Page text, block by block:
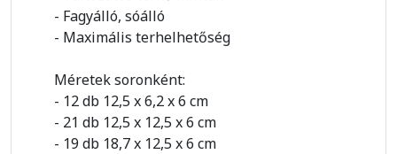
- Fagyálló, sóálló
- Maximális terhelhetőség
Méretek soronként:
- 12 db 12,5 x 6,2 x 6 cm
- 21 db 12,5 x 12,5 x 6 cm
- 19 db 18,7 x 12,5 x 6 cm